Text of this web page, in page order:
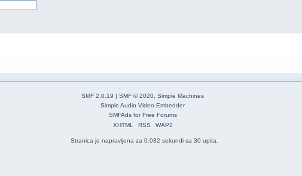
SMF 2.0.19 | SMF © 2020, Simple Machines
Simple Audio Video Embedder
SMFAdsforFree Forums
XHTML
RSS WAP2
Stranica je napravljena za 0.032 sekundi sa 30 upita.